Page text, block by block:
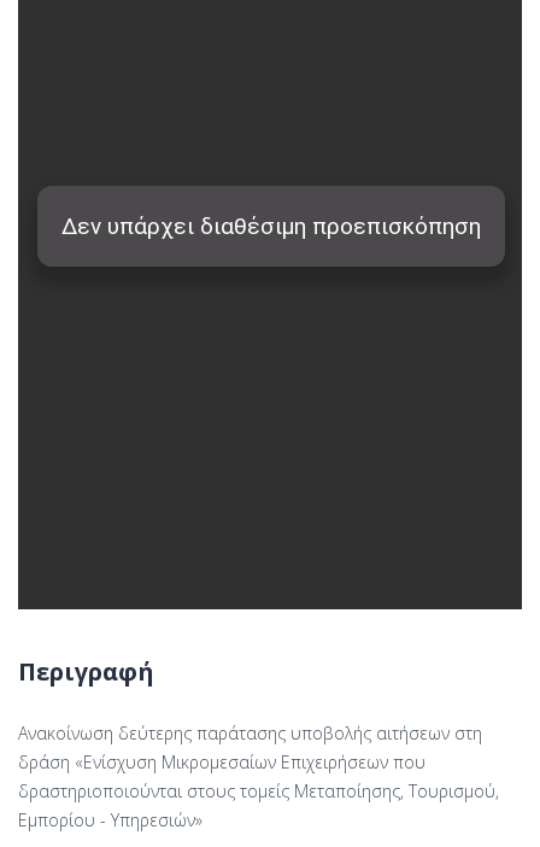
Περιγραφή
Ανακοίνωση δεύτερης παράτασης υποβολής αιτήσεων στη
δράση «Ενίσχυση Μικρομεσαίων Επιχειρήσεων που
δραστηριοποιούνται στους τομείς Μεταποίησης, Τουρισμού,
Εμπορίου - Υπηρεσιών»